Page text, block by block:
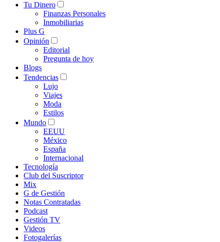
Tu Dinero
Finanzas Personales
Inmobiliarias
Plus G
Opinión
Editorial
Pregunta de hoy
Blogs
Tendencias
Lujo
Viajes
Moda
Estilos
Mundo
EEUU
México
España
Internacional
Tecnología
Club del Suscriptor
Mix
G de Gestión
Notas Contratadas
Podcast
Gestión TV
Videos
Fotogalerías